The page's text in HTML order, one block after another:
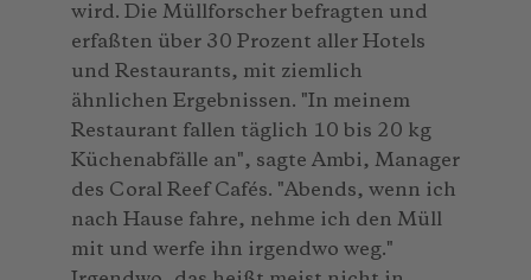
wird. Die Müllforscher befragten und
erfaßten über 30 Prozent aller Hotels
und Restaurants, mit ziemlich
ähnlichen Ergebnissen. "In meinem
Restaurant fallen täglich 10 bis 20 kg
Küchenabfälle an", sagte Ambi, Manager
des Coral Reef Cafés. "Abends, wenn ich
nach Hause fahre, nehme ich den Müll
mit und werfe ihn irgendwo weg."